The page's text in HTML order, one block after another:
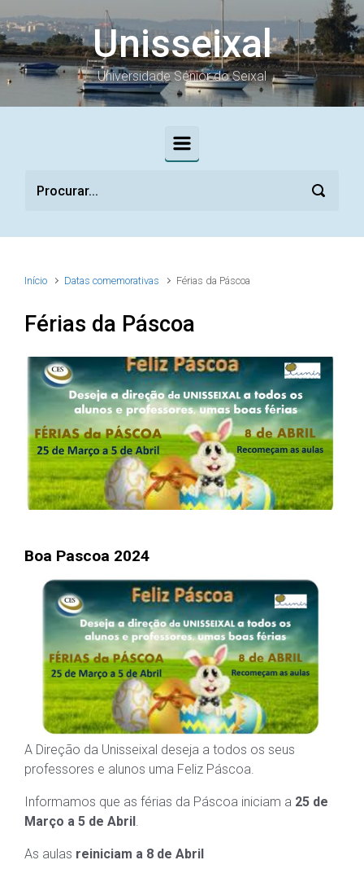
Skip to main content
Unisseixal
Universidade Sénior do Seixal
Início Datas comemorativas Férias da Páscoa
Férias da Páscoa
Boa Pascoa 2024
A Direção da Unisseixal deseja a todos os seus
professores e alunos uma Feliz Páscoa.
Informamos que as férias da Páscoa iniciam a 25 de
Março a 5 de Abril
As aulas reiniciam a 8 de Abril